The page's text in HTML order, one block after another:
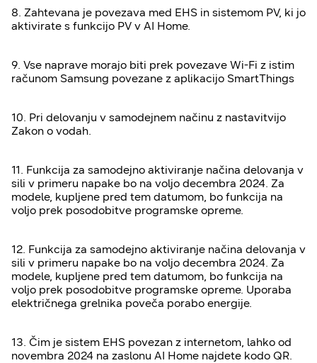
8. Zahtevana je povezava med EHS in sistemom PV, ki jo
aktivirate s funkcijo PV v AI Home.
9. Vse naprave morajo biti prek povezave Wi-Fi z istim
računom Samsung povezane z aplikacijo SmartThings
10. Pri delovanju v samodejnem načinu z nastavitvijo
Zakon o vodah.
11. Funkcija za samodejno aktiviranje načina delovanja v
sili v primeru napake bo na voljo decembra 2024. Za
modele, kupljene pred tem datumom, bo funkcija na
voljo prek posodobitve programske opreme.
12. Funkcija za samodejno aktiviranje načina delovanja v
sili v primeru napake bo na voljo decembra 2024. Za
modele, kupljene pred tem datumom, bo funkcija na
voljo prek posodobitve programske opreme. Uporaba
električnega grelnika poveča porabo energije.
13. Čim je sistem EHS povezan z internetom, lahko od
novembra 2024 na zaslonu AI Home najdete kodo QR.